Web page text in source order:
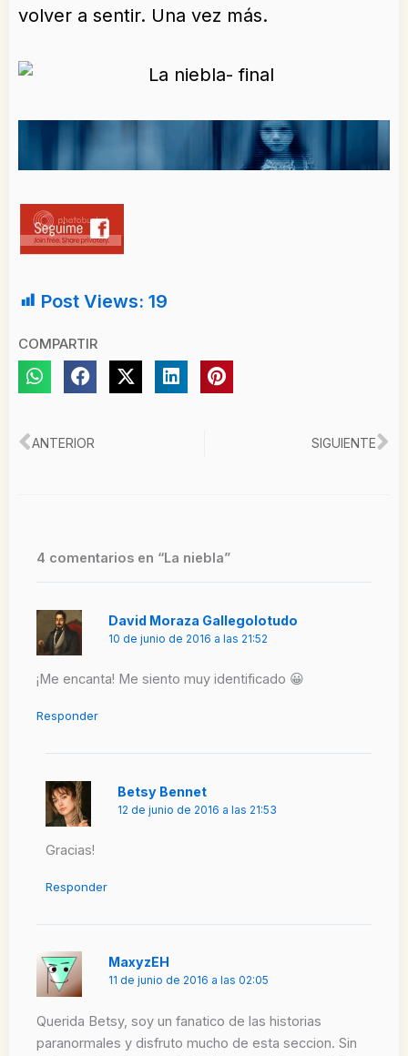
volver a sentir. Una vez más.
Post Views: 19
COMPARTIR
Ant
ANTERIOR SIGUIENTE
4 comentarios en “La niebla”
David Moraza Gallegolotudo
10 de junio de 2016 a las 21:52
¡Me encanta! Me siento muy identificado 😀
Responder
Betsy Bennet
12 de junio de 2016 a las 21:53
Gracias!
Responder
MaxyzEH
11 de junio de 2016 a las 02:05
Querida Betsy, soy un fanatico de las historias
paranormales y disfruto mucho de esta seccion. Sin